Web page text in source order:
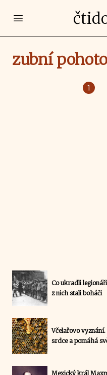
Open main menu
zubní
1
Co ukradli
z nich stali boháči
Včelařovo
srdce a pomáhá
Mexický král